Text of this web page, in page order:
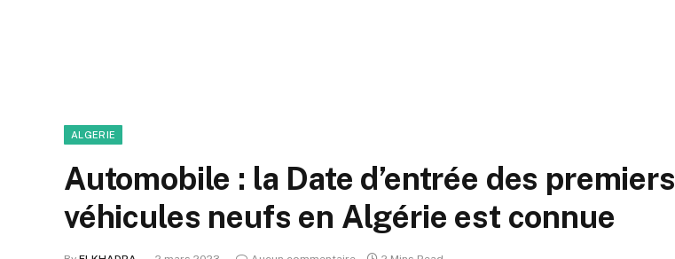
ALGERIE
Automobile : la Date d’entrée des premiers
véhicules neufs en Algérie est connue